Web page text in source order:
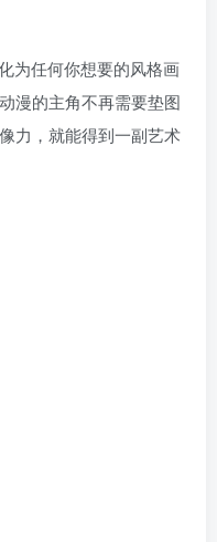
为任何你想要的风格画
漫的主角不再需要垫图
力，就能得到一副艺术